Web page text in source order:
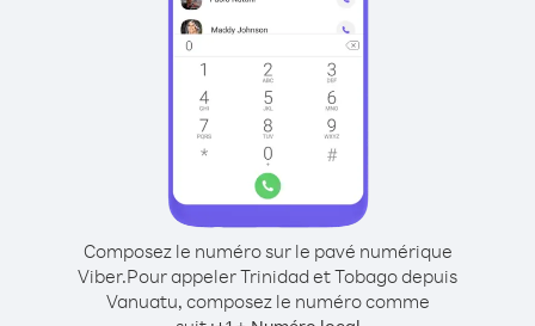
Composez le numéro sur le pavé numérique
Viber.Pour appeler Trinidad et Tobago depuis
Vanuatu, composez le numéro comme